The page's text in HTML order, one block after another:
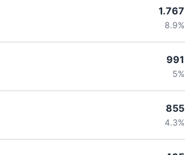
1.767
8.9%
991
5%
855
4.3%